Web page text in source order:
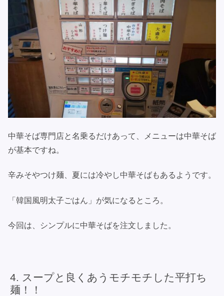
中華そば専門店と名乗るだけあって、メニューは中華そば
が基本ですね。
辛みそやつけ麺、夏には冷やし中華そばもあるようです。
「韓国風明太子ごはん」が気になるところ。
今回は、シンプルに中華そばを注文しました。
スープと良くあうモチモチした平打ち
麺！！